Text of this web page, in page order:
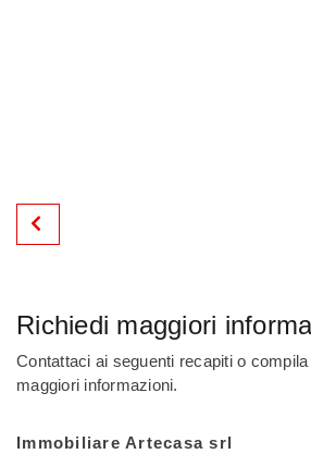
Richiedi maggiori
Contattaci ai seguenti recapiti o
maggiori informazioni.
Immobiliare Artecasa srl